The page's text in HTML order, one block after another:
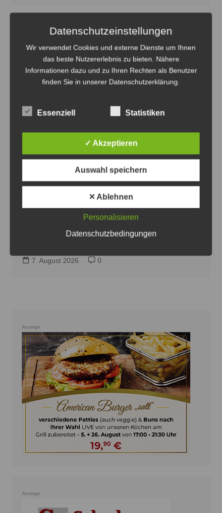
Die Täter machten offensichtlich keine Beute - Foto:
7. August 2026 0
Anzeige
Anzeige
Datenschutzeinstellungen
Wir verwendet Cookies und externe Dienste um Ihnen
das beste Nutzererlebnis zu bieten. Nähere
Informationen dazu und zu Ihren Rechten als Benutzer
finden Sie in unserer Datenschutzerklärung.
Essenziell Statistiken
✓ Akzeptieren
Auswahl speichern
✕ Ablehnen
Personalisieren
Datenschutzbedingungen